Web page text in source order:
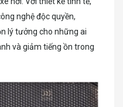
nghệ độc quyền,
lý tưởng cho những ai
và giảm tiếng ồn trong